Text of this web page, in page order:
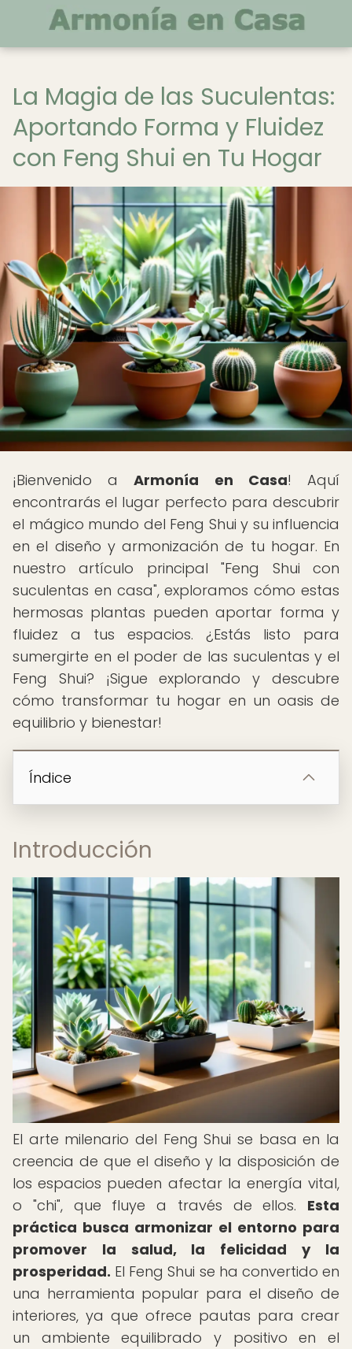
La Magia de las Suculentas:
Aportando Forma y Fluidez
con Feng Shui en Tu Hogar
¡Bienvenido aArmonía en Casa! Aquí
encontrarás el lugar perfecto para descubrir
el mágico mundo del Feng Shui y su influencia
en el diseño y armonización de tu hogar. En
nuestro artículo principal "Feng Shui con
suculentas en casa", exploramos cómo estas
hermosas plantas pueden aportar forma y
fluidez a tus espacios. ¿Estás listo para
sumergirte en el poder de las suculentas y el
Feng Shui? ¡Sigue explorando y descubre
cómo transformar tu hogar en un oasis de
equilibrio y bienestar!
Índice
Introducción
El arte milenario del Feng Shui se basa en la
creencia de que el diseño y la disposición de
los espacios pueden afectar la energía vital,
o "chi", que fluye a través de ellos. Esta
práctica busca armonizar el entorno para
promover la salud, la felicidad y la
prosperidad. El Feng Shui se ha convertido en
una herramienta popular para el diseño de
interiores, ya que ofrece pautas para crear
un ambiente equilibrado y positivo en el